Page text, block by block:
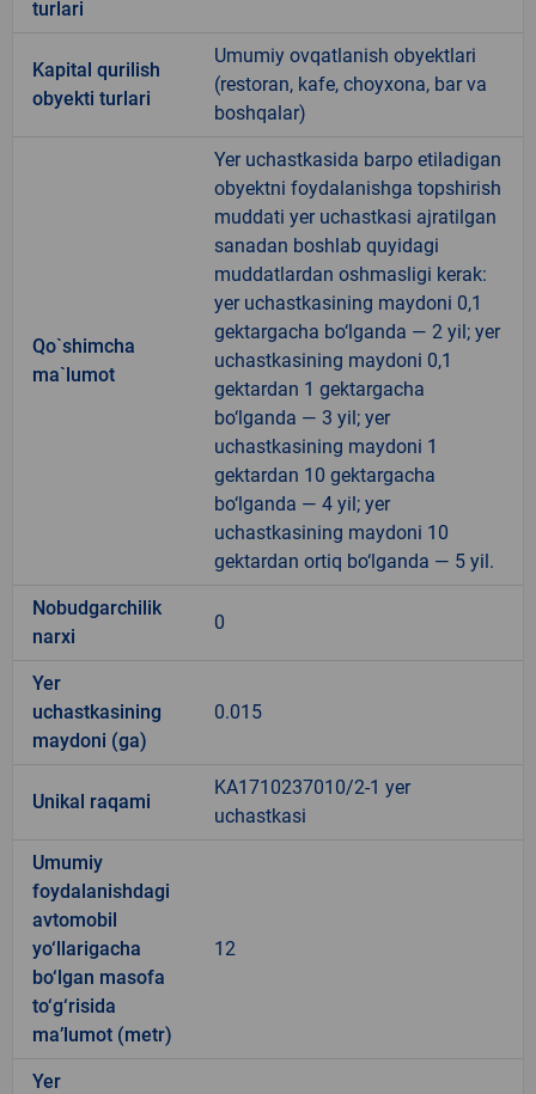
turlari
Kapital qurilish
obyekti turlari
Umumiy ovqatlanish obyektlari
(restoran, kafe, choyxona, bar va
boshqalar)
Qo`shimcha
ma`lumot
Yer uchastkasida barpo etiladigan
obyektni foydalanishga topshirish
muddati yer uchastkasi ajratilgan
sanadan boshlab quyidagi
muddatlardan oshmasligi kerak:
yer uchastkasining maydoni 0,1
gektargacha bo‘lganda — 2 yil; yer
uchastkasining maydoni 0,1
gektardan 1 gektargacha
bo‘lganda — 3 yil; yer
uchastkasining maydoni 1
gektardan 10 gektargacha
bo‘lganda — 4 yil; yer
uchastkasining maydoni 10
gektardan ortiq bo‘lganda — 5 yil.
Nobudgarchilik
narxi
0
Yer
uchastkasining
maydoni (ga)
0.015
Unikal raqami
KA1710237010/2-1 yer
uchastkasi
Umumiy
foydalanishdagi
avtomobil
yo‘llarigacha
bo‘lgan masofa
to‘g‘risida
ma’lumot (metr)
12
Yer